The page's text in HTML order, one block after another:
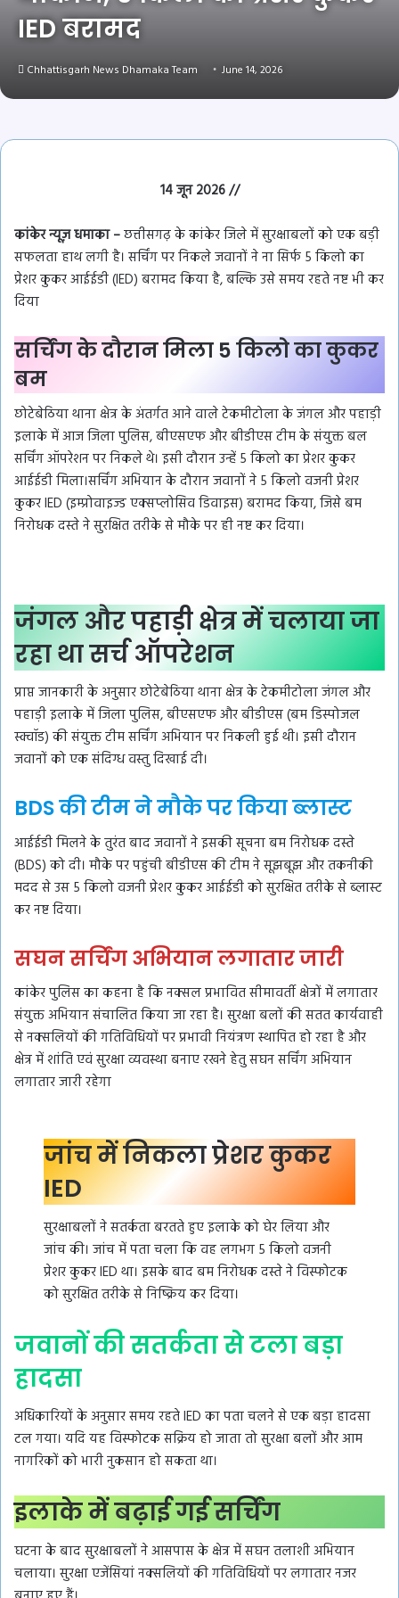
IED बरामद
Chhattisgarh News Dhamaka Team June 14, 2026
14 जून 2026 //
कांकेर न्यूज़ धमाका –छत्तीसगढ़ के कांकेर जिले में सुरक्षाबलों को एक बड़ी
सफलता हाथ लगी है। सर्चिंग पर निकले जवानों ने ना सिर्फ 5 किलो का
प्रेशर कुकर आईईडी (IED) बरामद किया है, बल्कि उसे समय रहते नष्ट भी कर
दिया
सर्चिंग के दौरान मिला 5 किलो का कुकर
बम
छोटेबेठिया थाना क्षेत्र के अंतर्गत आने वाले टेकमीटोला के जंगल और पहाड़ी
इलाके में आज जिला पुलिस, बीएसएफ और बीडीएस टीम के संयुक्त बल
सर्चिंग ऑपरेशन पर निकले थे। इसी दौरान उन्हें 5 किलो का प्रेशर कुकर
आईईडी मिला।सर्चिंग अभियान के दौरान जवानों ने 5 किलो वजनी प्रेशर
कुकर IED (इम्प्रोवाइज्ड एक्सप्लोसिव डिवाइस) बरामद किया, जिसे बम
निरोधक दस्ते ने सुरक्षित तरीके से मौके पर ही नष्ट कर दिया।
जंगल और पहाड़ी क्षेत्र में चलाया जा
रहा था सर्च ऑपरेशन
प्राप्त जानकारी के अनुसार छोटेबेठिया थाना क्षेत्र के टेकमीटोला जंगल और
पहाड़ी इलाके में जिला पुलिस, बीएसएफ और बीडीएस (बम डिस्पोजल
स्क्वॉड) की संयुक्त टीम सर्चिंग अभियान पर निकली हुई थी। इसी दौरान
जवानों को एक संदिग्ध वस्तु दिखाई दी।
BDS की टीम ने मौके पर किया ब्लास्ट
आईईडी मिलने के तुरंत बाद जवानों ने इसकी सूचना बम निरोधक दस्ते
(BDS) को दी। मौके पर पहुंची बीडीएस की टीम ने सूझबूझ और तकनीकी
मदद से उस 5 किलो वजनी प्रेशर कुकर आईईडी को सुरक्षित तरीके से ब्लास्ट
कर नष्ट दिया।
सघन सर्चिंग अभियान लगातार जारी
कांकेर पुलिस का कहना है कि नक्सल प्रभावित सीमावर्ती क्षेत्रों में लगातार
संयुक्त अभियान संचालित किया जा रहा है। सुरक्षा बलों की सतत कार्यवाही
से नक्सलियों की गतिविधियों पर प्रभावी नियंत्रण स्थापित हो रहा है और
क्षेत्र में शांति एवं सुरक्षा व्यवस्था बनाए रखने हेतु सघन सर्चिंग अभियान
लगातार जारी रहेगा
जांच में निकला प्रेशर कुकर
IED
सुरक्षाबलों ने सतर्कता बरतते हुए इलाके को घेर लिया और
जांच की। जांच में पता चला कि वह लगभग 5 किलो वजनी
प्रेशर कुकर IED था। इसके बाद बम निरोधक दस्ते ने विस्फोटक
को सुरक्षित तरीके से निष्क्रिय कर दिया।
जवानों की सतर्कता से टला बड़ा
हादसा
अधिकारियों के अनुसार समय रहते IED का पता चलने से एक बड़ा हादसा
टल गया। यदि यह विस्फोटक सक्रिय हो जाता तो सुरक्षा बलों और आम
नागरिकों को भारी नुकसान हो सकता था।
इलाके में बढ़ाई गई सर्चिंग
घटना के बाद सुरक्षाबलों ने आसपास के क्षेत्र में सघन तलाशी अभियान
चलाया। सुरक्षा एजेंसियां नक्सलियों की गतिविधियों पर लगातार नजर